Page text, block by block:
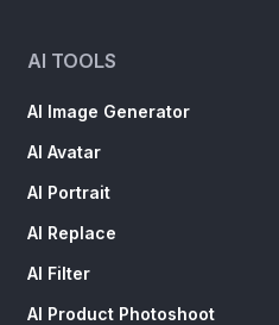
AI TOOLS
AI Image Generator
AI Avatar
AI Portrait
AI Replace
AI Filter
AI Product Photoshoot